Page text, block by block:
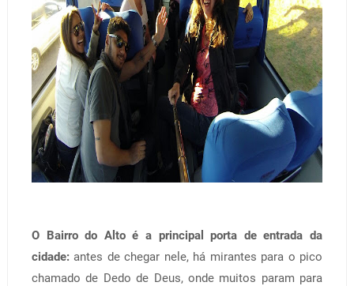
O Bairro do Alto é a principal porta de entrada da
cidade:antes de chegar nele, há mirantes para o pico
chamado de Dedo de Deus, onde muitos param para